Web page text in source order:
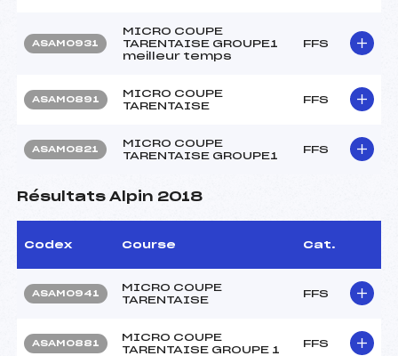
ASAM0931
MICRO COUPE
TARENTAISE GROUPE1
meilleur temps
FFS
ASAM0891
MICRO COUPE
TARENTAISE
FFS
ASAM0821
MICRO COUPE
TARENTAISE GROUPE1
FFS
Résultats Alpin 2018
Codex Course Cat.
ASAM0941
MICRO COUPE
TARENTAISE
FFS
ASAM0881
MICRO COUPE
TARENTAISE GROUPE 1
FFS